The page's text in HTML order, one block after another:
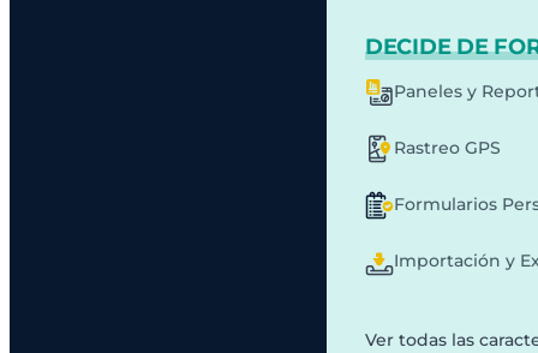
DECIDE DE
Paneles y
Rastreo GPS
Formularios
Importación y
Ver todas las